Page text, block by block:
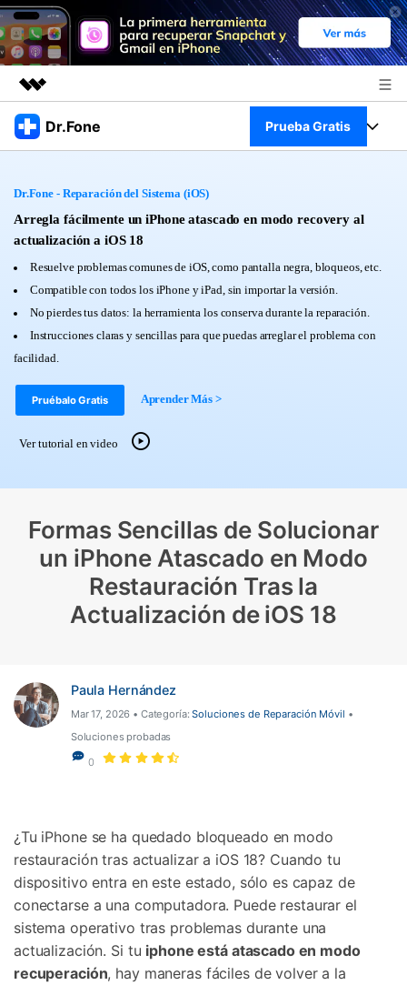
Productos destacados
Soluciones
Quiénes somos
Sala de prensa
Tienda
Dr.Fone Prueba Gratis
Ver Kit Completo >
Productos
Para PC
Para Celular
Herramientas Online
Más
Descubre lo mejor de Dr.Fone
Guías
Soporte
Blog
Gestor de Datos
Reparación de Móviles
Protección del Móvil
Encuentra Más Soluciones
Desbloqueo FRP en Android 16
Iniciar sesión
Dr.Fone - Reparación del Sistema (iOS)
Arregla fácilmente un iPhone atascado en modo recovery al
actualización a iOS 18
Resuelve problemas comunes de iOS, como pantalla negra, bloqueos, etc.
Compatible con todos los iPhone y iPad, sin importar la versión.
No pierdes tus datos: la herramienta los conserva durante la reparación.
Instrucciones claras y sencillas para que puedas arreglar el problema con
facilidad.
Pruébalo Gratis Aprender Más >
Ver tutorial en video
Formas Sencillas de Solucionar
un iPhone Atascado en Modo
Restauración Tras la
Actualización de iOS 18
Paula Hernández
Mar 17, 2026 • Categoría:Soluciones de Reparación Móvil •
Soluciones probadas
0
¿Tu iPhone se ha quedado bloqueado en modo
restauración tras actualizar a iOS 18? Cuando tu
dispositivo entra en este estado, sólo es capaz de
conectarse a una computadora. Puede restaurar el
sistema operativo tras problemas durante una
actualización. Si tu iphone está atascado en modo
recuperación, hay maneras fáciles de volver a la